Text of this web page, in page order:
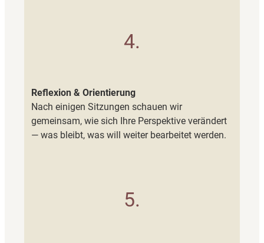
4.
Reflexion & Orientierung
Nach einigen Sitzungen schauen wir
gemeinsam, wie sich Ihre Perspektive verändert
— was bleibt, was will weiter bearbeitet werden.
5.